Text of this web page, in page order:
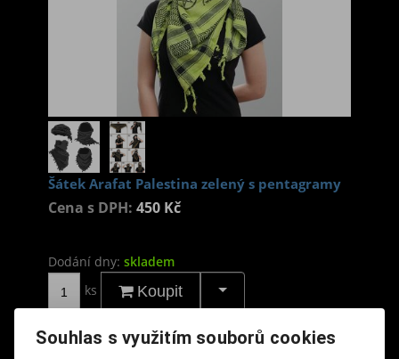
Šátek Arafat Palestina zelený s pentagramy
Cena s DPH: 450 Kč
Dodání dny: skladem
ks
Koupit
Tabulky velikostí: zde
Výrobce:import DE
Souhlas s využitím souborů cookies